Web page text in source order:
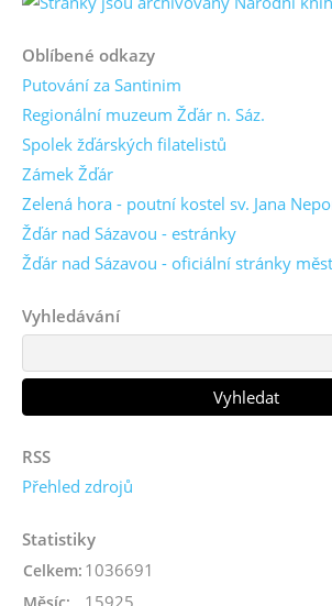
Oblíbené odkazy
Putování za Santinim
Regionální muzeum Žďár n. Sáz.
Spolek žďárských filatelistů
Zámek Žďár
Zelená hora - poutní kostel sv. Jana
Žďár nad Sázavou - estránky
Žďár nad Sázavou - oficiální stránky
Vyhledávání
RSS
Přehled zdrojů
Statistiky
Celkem: 1036691